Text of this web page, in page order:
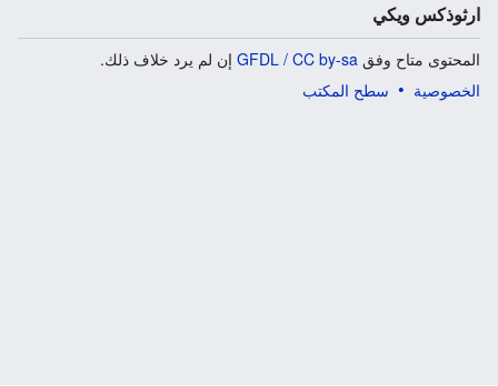
ارثوذكس ويكي
المحتوى متاح وفق GFDL / CC by-sa إن لم يرد خلاف ذلك.
الخصوصية
سطح المكتب